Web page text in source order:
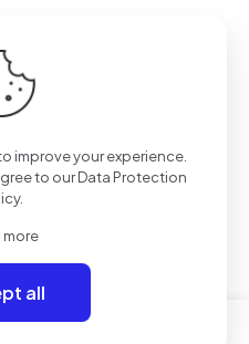
0
improve your experience.
to ourData Protection
.
more
all